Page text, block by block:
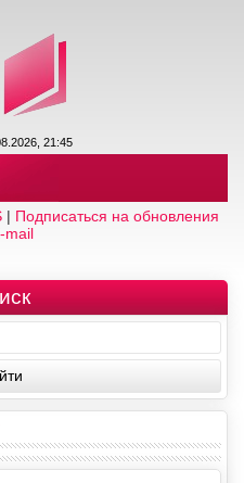
21:45
| Подписаться на обновления
mail